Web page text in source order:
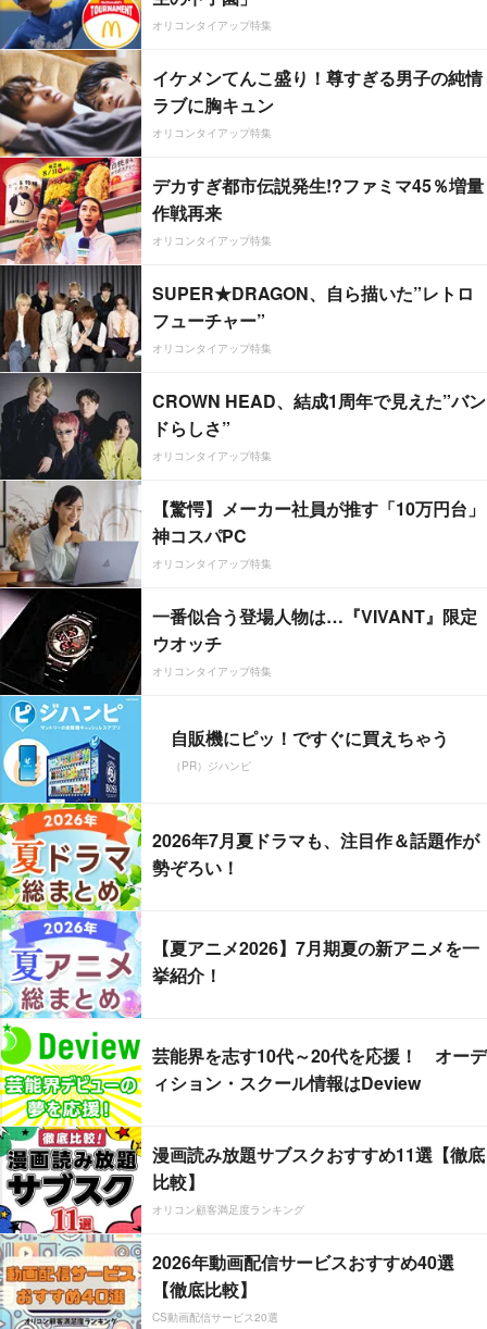
オリコンタイアップ特集
イケメンてんこ盛り！尊すぎる男子の純情
ラブに胸キュン
オリコンタイアップ特集
デカすぎ都市伝説発生!?ファミマ45％増量
作戦再来
オリコンタイアップ特集
SUPER★DRAGON、自ら描いた”レトロ
フューチャー”
オリコンタイアップ特集
CROWN HEAD、結成1周年で見えた”バン
ドらしさ”
オリコンタイアップ特集
【驚愕】メーカー社員が推す「10万円台」
神コスパPC
オリコンタイアップ特集
一番似合う登場人物は…『VIVANT』限定
ウオッチ
オリコンタイアップ特集
自販機にピッ！ですぐに買えちゃう
（PR）ジハンピ
2026年7月夏ドラマも、注目作＆話題作が
勢ぞろい！
【夏アニメ2026】7月期夏の新アニメを一
挙紹介！
芸能界を志す10代～20代を応援！ オーデ
ィション・スクール情報はDeview
漫画読み放題サブスクおすすめ11選【徹底
比較】
オリコン顧客満足度ランキング
2026年動画配信サービスおすすめ40選
【徹底比較】
CS動画配信サービス20選